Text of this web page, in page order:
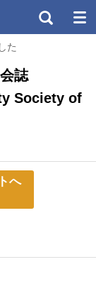
た
誌
Society of
へ